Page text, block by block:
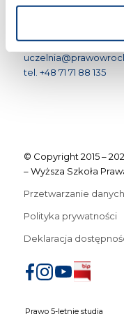
Wyższa Szkoła
tel. +48 71 71 88 135
© Copyright 2015 –
– Wyższa Szkoła
Przetwarzanie
Polityka prywatności
Deklaracja
Prawo 5-letnie studia